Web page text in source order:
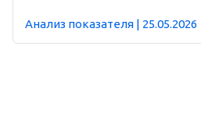
Анализ показателя | 25.05.2026